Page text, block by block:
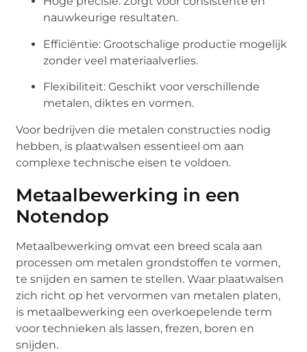
nauwkeurige resultaten.
Efficiëntie: Grootschalige productie mogelijk
zonder veel materiaalverlies.
Flexibiliteit: Geschikt voor verschillende
metalen, diktes en vormen.
Voor bedrijven die metalen constructies nodig
hebben, is plaatwalsen essentieel om aan
complexe technische eisen te voldoen.
Metaalbewerking in een
Notendop
Metaalbewerking omvat een breed scala aan
processen om metalen grondstoffen te vormen,
te snijden en samen te stellen. Waar plaatwalsen
zich richt op het vervormen van metalen platen,
is metaalbewerking een overkoepelende term
voor technieken als lassen, frezen, boren en
snijden.